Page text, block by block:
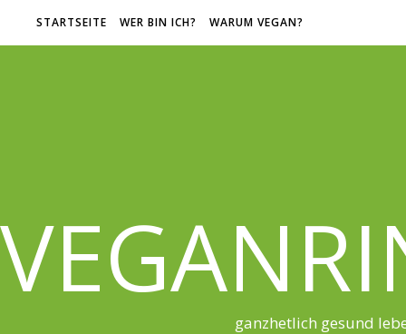
STARTSEITE WER BIN ICH? WARUM VEGAN?
ganzhetlich gesund